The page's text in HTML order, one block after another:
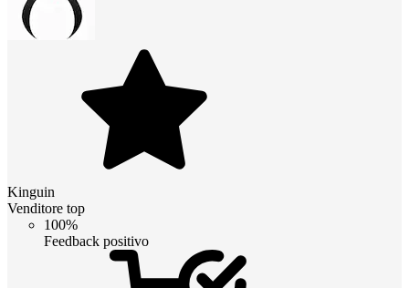
Kinguin
Venditore top
100%
Feedback positivo